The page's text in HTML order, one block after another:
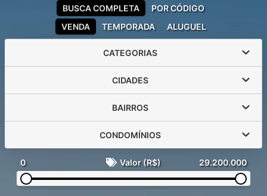
VENDA TEMPORADA ALUGUEL
BUSCA COMPLETA POR CÓDIGO
CATEGORIAS
CIDADES
BAIRROS
CONDOMÍNIOS
0 Valor (R$) 29.200.000